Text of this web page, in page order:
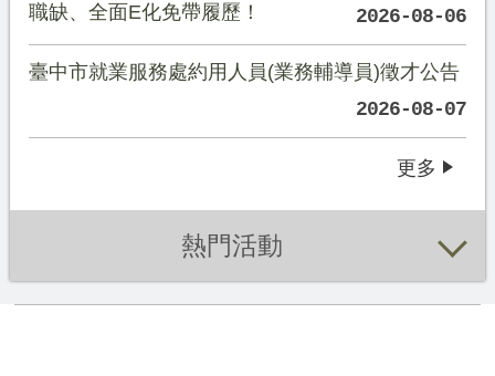
職缺、全面E化免帶履歷！
2026-08-06
臺中市就業服務處約用人員(業務輔導員)徵才公告
2026-08-07
更多
熱門活動